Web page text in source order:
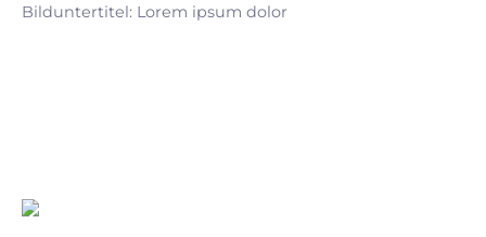
Bilduntertitel: Lorem ipsum dolor